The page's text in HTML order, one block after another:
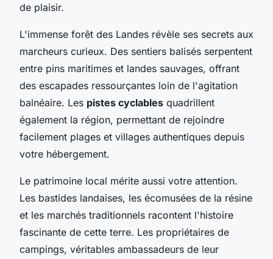
de plaisir.
L'immense forêt des Landes révèle ses secrets aux
marcheurs curieux. Des sentiers balisés serpentent
entre pins maritimes et landes sauvages, offrant
des escapades ressourçantes loin de l'agitation
balnéaire. Les pistes cyclables quadrillent
également la région, permettant de rejoindre
facilement plages et villages authentiques depuis
votre hébergement.
Le patrimoine local mérite aussi votre attention.
Les bastides landaises, les écomusées de la résine
et les marchés traditionnels racontent l'histoire
fascinante de cette terre. Les propriétaires de
campings, véritables ambassadeurs de leur